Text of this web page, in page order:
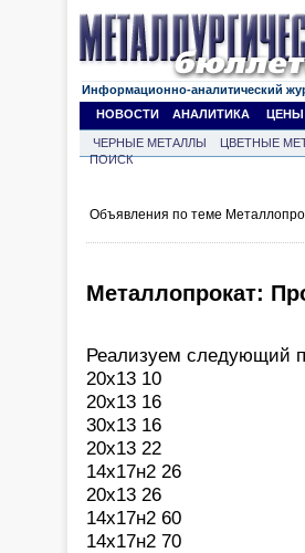
Информационно-аналитический
НОВОСТИ
АНАЛИТИКА ЦЕНЫ
ЧЕРНЫЕ МЕТАЛЛЫ ЦВЕТНЫЕ
ПОИСК
Объявления по теме
Металлопрокат:
Реализуем следующий
20х13 10
20х13 16
30х13 16
20х13 22
14х17н2 26
20х13 26
14х17н2 60
14х17н2 70